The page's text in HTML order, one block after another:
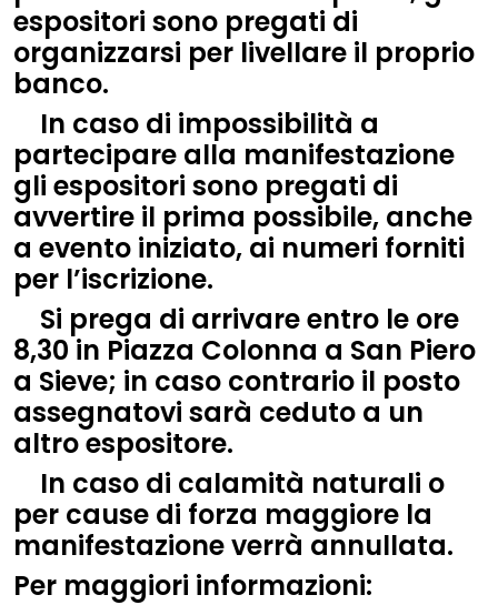
espositori sono pregati di
organizzarsi per livellare il proprio
banco.
In caso di impossibilità a
partecipare alla manifestazione
gli espositori sono pregati di
avvertire il prima possibile, anche
a evento iniziato, ai numeri forniti
per l’iscrizione.
Si prega di arrivare entro le ore
8,30 in Piazza Colonna a San Piero
a Sieve; in caso contrario il posto
assegnatovi sarà ceduto a un
altro espositore.
In caso di calamità naturali o
per cause di forza maggiore la
manifestazione verrà annullata.
Per maggiori informazioni: